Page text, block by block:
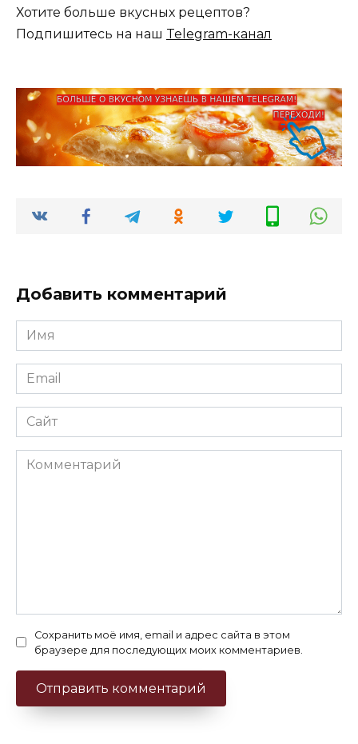
Хотите больше вкусных рецептов?
Подпишитесь на наш Telegram-канал
Добавить комментарий
Имя
*
Email
*
Сайт
Комментарий
Сохранить моё имя, email и адрес сайта в этом
браузере для последующих моих комментариев.